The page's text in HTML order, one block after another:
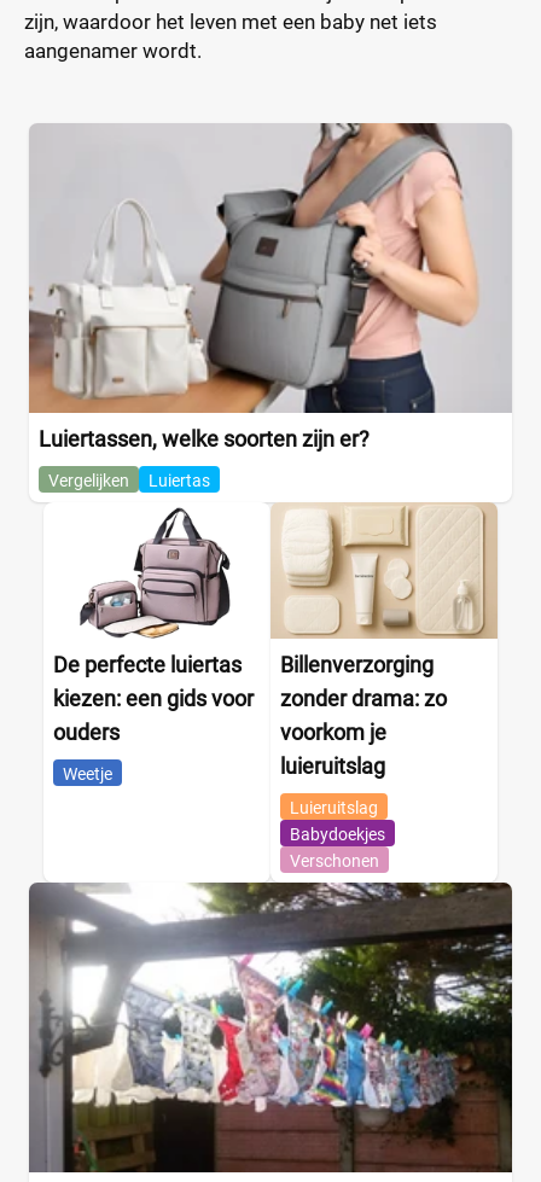
zijn, waardoor het leven met een baby net iets
aangenamer wordt.
Luiertassen, welke soorten zijn er?
Vergelijken Luiertas
De perfecte luiertas
kiezen: een gids voor
ouders
Weetje
Billenverzorging
zonder drama: zo
voorkom je
luieruitslag
Luieruitslag
Babydoekjes
Verschonen